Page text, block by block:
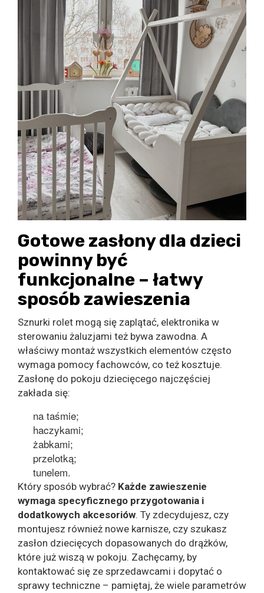
Gotowe zasłony dla dzieci
powinny być
funkcjonalne – łatwy
sposób zawieszenia
Sznurki rolet mogą się zaplątać, elektronika w
sterowaniu żaluzjami też bywa zawodna. A
właściwy montaż wszystkich elementów często
wymaga pomocy fachowców, co też kosztuje.
Zasłonę do pokoju dziecięcego najczęściej
zakłada się:
na taśmie;
haczykami;
żabkami;
przelotką;
tunelem.
Który sposób wybrać? Każde zawieszenie
wymaga specyficznego przygotowania i
dodatkowych akcesoriów. Ty zdecydujesz, czy
montujesz również nowe karnisze, czy szukasz
zasłon dziecięcych dopasowanych do drążków,
które już wiszą w pokoju. Zachęcamy, by
kontaktować się ze sprzedawcami i dopytać o
sprawy techniczne – pamiętaj, że wiele parametrów